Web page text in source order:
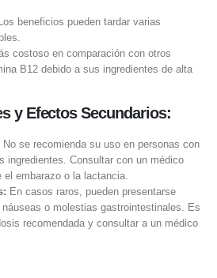
Los beneficios pueden tardar varias
costoso en comparación con otros
B12 debido a sus ingredientes de alta
y Efectos Secundarios:
No se recomienda su uso en personas con
ingredientes. Consultar con un médico
embarazo o la lactancia.
En casos raros, pueden presentarse
o molestias gastrointestinales. Es
recomendada y consultar a un médico